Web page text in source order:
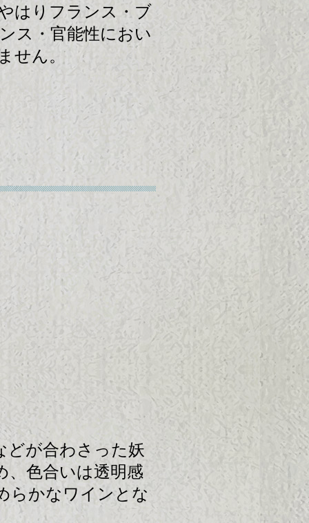
はりフランス・ブ
ス・官能性におい
せん。
どが合わさった妖
、色合いは透明感
らかなワインとな